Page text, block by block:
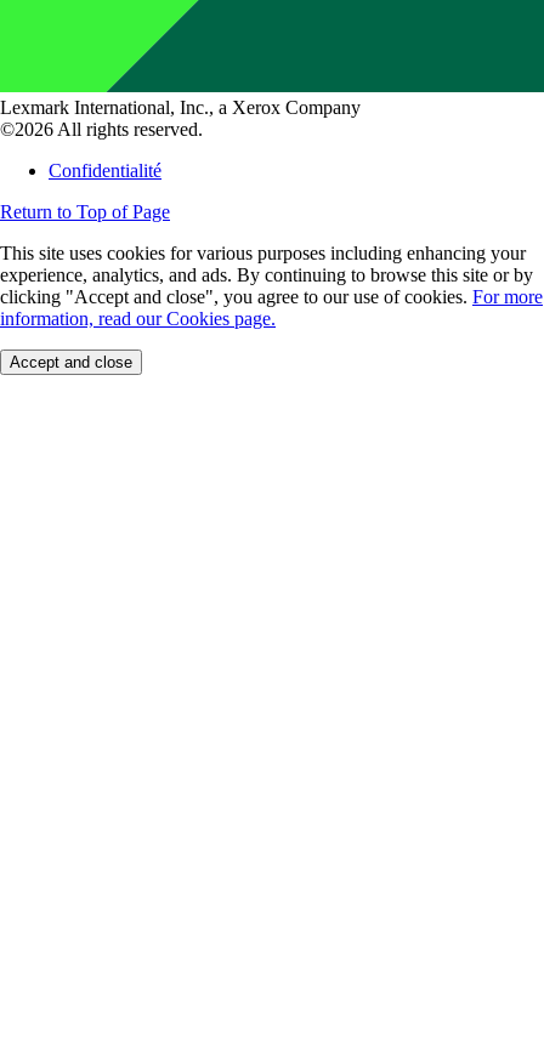
Lexmark International, Inc., a Xerox Company
©2026 All rights reserved.
Confidentialité
Return to Top of Page
This site uses cookies for various purposes including enhancing your
experience, analytics, and ads. By continuing to browse this site or by
clicking "Accept and close", you agree to our use of cookies. For more
information, read our Cookies page.
Accept and close